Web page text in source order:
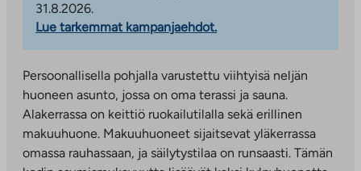
31.8.2026.
Lue tarkemmat kampanjaehdot.
Persoonallisella pohjalla varustettu viihtyisä neljän
huoneen asunto, jossa on oma terassi ja sauna.
Alakerrassa on keittiö ruokailutilalla sekä erillinen
makuuhuone. Makuuhuoneet sijaitsevat yläkerrassa
omassa rauhassaan, ja säilytystilaa on runsaasti. Tämän